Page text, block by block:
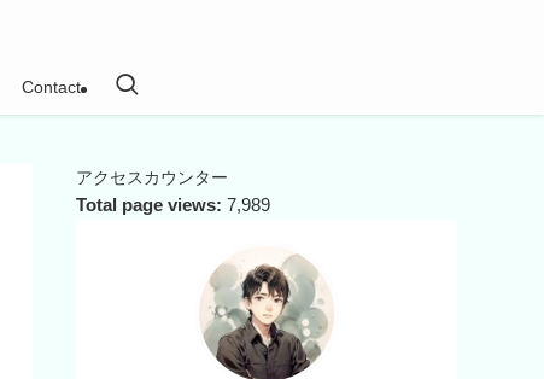
Contact
アクセスカウンター
Total page views: 7,989